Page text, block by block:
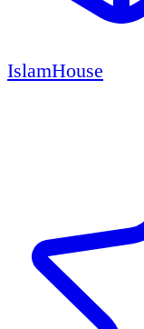
IslamHouse